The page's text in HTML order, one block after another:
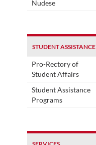
Nudese
STUDENT ASSISTANCE
Pro-Rectory of
Student Affairs
Student Assistance
Programs